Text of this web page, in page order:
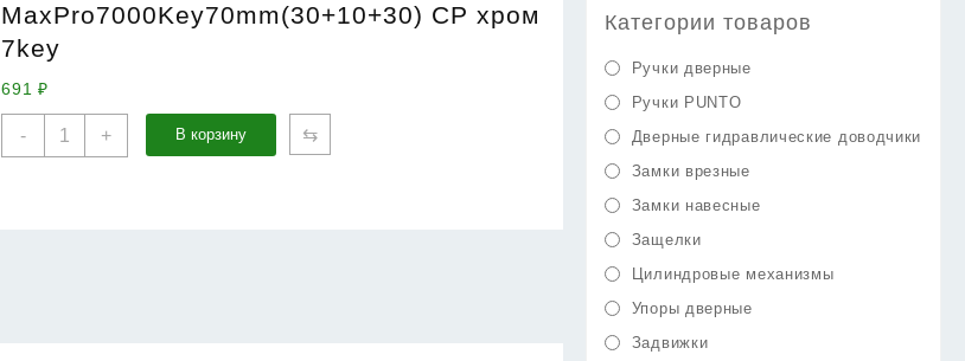
MaxPro7000Key70mm(30+10+30) CP хром
7key
691₽
-
Количество
+ В корзину ⇆
Категории товаров
Ручки дверные
Ручки PUNTO
Дверные гидравлические доводчики
Замки врезные
Замки навесные
Защелки
Цилиндровые механизмы
Упоры дверные
Задвижки